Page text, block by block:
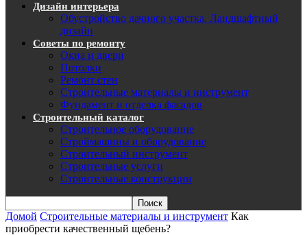
Дизайн интерьера
Обустройство дачного участка. Ландшафтный
дизайн
Советы по ремонту
Окна и двери
Потолки
Ремонт стен
Строительные материалы и инструмент
Фундамент и отделка фасадов
Строительный каталог
Строительное оборудование
Строймашины и оборудование
Строительный инструмент
Строительные услуги
Строительные конструкции
Домой Строительные материалы и инструмент Как
приобрести качественный щебень?